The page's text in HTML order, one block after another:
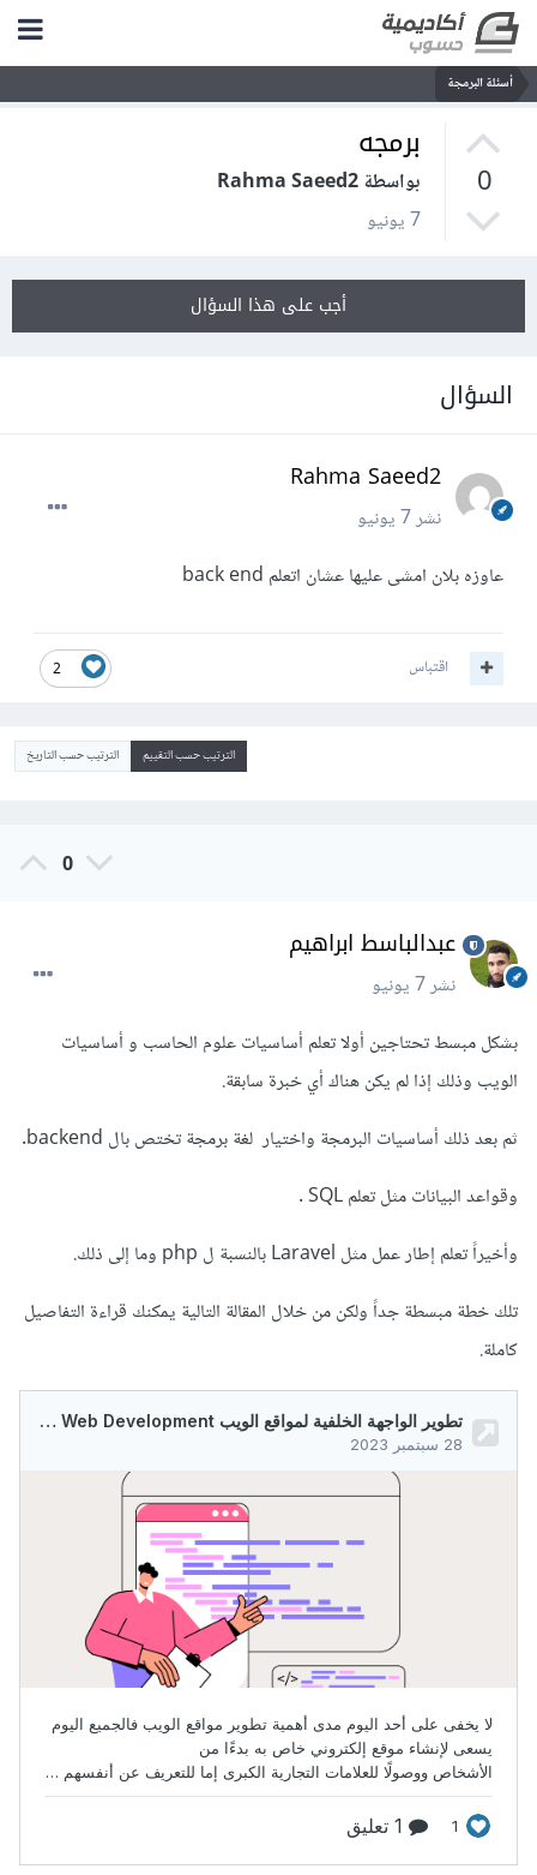
أسئلة البرمجة
0
برمجه
بواسطة Rahma Saeed2
7 يونيو
أجب على هذا السؤال
السؤال
Rahma Saeed2
نشر7 يونيو
عاوزه بلان امشى عليها عشان اتعلم back end
2 اقتباس
الترتيب حسب التقييم الترتيب حسب التاريخ
0
عبدالباسط ابراهيم
نشر7 يونيو
بشكل مبسط تحتاجين أولا تعلم أساسيات علوم الحاسب و أساسيات
الويب وذلك إذا لم يكن هناك أي خبرة سابقة.
ثم بعد ذلك أساسيات البرمجة واختيار لغة برمجة تختص بال backend.
وقواعد البيانات مثل تعلم SQL .
وأخيراً تعلم إطار عمل مثل Laravel بالنسبة ل php وما إلى ذلك.
تلك خطة مبسطة جداً ولكن من خلال المقالة التالية يمكنك قراءة التفاصيل
كاملة.